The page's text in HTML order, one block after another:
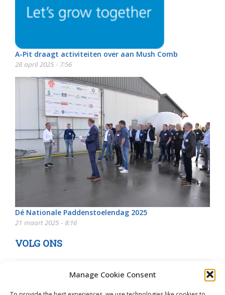
Manage Cookie Consent
A-Pit draagt activiteiten over aan Mush Comb
28 april 2025 - 7:56
Dé Nationale Paddenstoelendag 2025
21 maart 2025 - 8:16
VOLG ONS